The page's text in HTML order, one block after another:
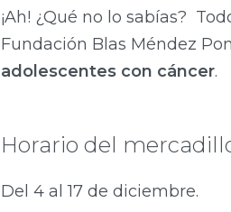
¡Ah! ¿Qué no lo sabías?
Fundación Blas Méndez
adolescentes con cáncer.
Horario del
Del 4 al 17 de diciembre.